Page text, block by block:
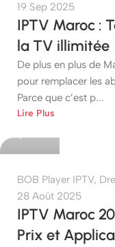
19 Sep 2025
IPTV Maroc :
la TV illimitée
De plus en plus de
pour remplacer les
Parce que c’est p...
Lire Plus
etshop
BOB Player IPTV,
28 Août 2025
IPTV Maroc
Prix et